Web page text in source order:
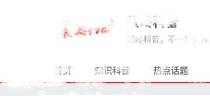
景咚科普
景咚科普，不一样的博
首页 知识科普 热点话题